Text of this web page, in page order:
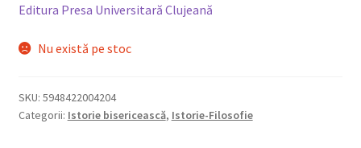
Editura Presa Universitară Clujeană
Nu există pe stoc
SKU: 5948422004204
Categorii: Istorie bisericească, Istorie-Filosofie